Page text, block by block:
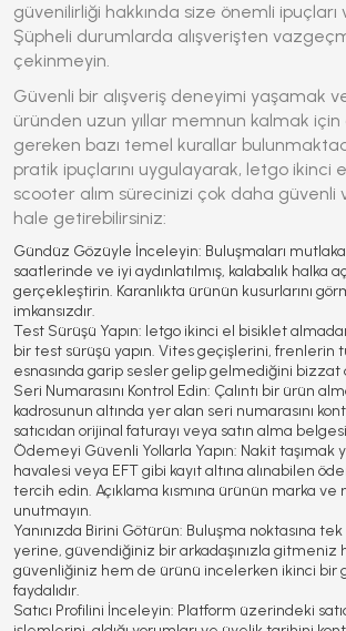
güvenilirliği hakkında size önemli ipuçları
Şüpheli durumlarda alışverişten
çekinmeyin.
Güvenli bir alışveriş deneyimi yaşamak ve
üründen uzun yıllar memnun kalmak
gereken bazı temel kurallar
pratik ipuçlarını uygulayarak, letgo ikinci
scooter alım sürecinizi çok daha güvenli
hale getirebilirsiniz:
Gündüz Gözüyle İnceleyin: Buluşmaları
saatlerinde ve iyi aydınlatılmış, kalabalık halka
gerçekleştirin. Karanlıkta ürünün kusurlarını
imkansızdır.
Test Sürüşü Yapın: letgo ikinci el bisiklet
bir test sürüşü yapın. Vites geçişlerini, frenlerin
esnasında garip sesler gelip gelmediğini
Seri Numarasını Kontrol Edin: Çalıntı bir ürün
kadrosunun altında yer alan seri numarasını
satıcıdan orijinal faturayı veya satın alma
Ödemeyi Güvenli Yollarla Yapın: Nakit taşımak
havalesi veya EFT gibi kayıt altına alınabilen
tercih edin. Açıklama kısmına ürünün marka ve
unutmayın.
Yanınızda Birini Götürün: Buluşma noktasına
yerine, güvendiğiniz bir arkadaşınızla gitmeniz
güvenliğiniz hem de ürünü incelerken ikinci bir
faydalıdır.
Satıcı Profilini İnceleyin: Platform üzerindeki